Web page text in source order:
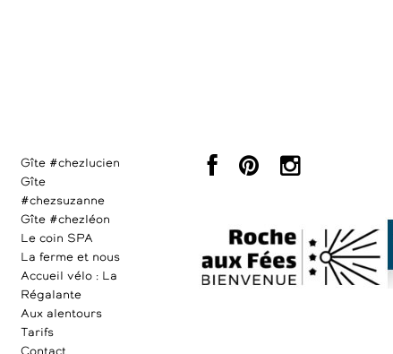
Gîte #chezlucien
Gîte
#chezsuzanne
Gîte #chezléon
Le coin SPA
La ferme et nous
Accueil vélo : La
Régalante
Aux alentours
Tarifs